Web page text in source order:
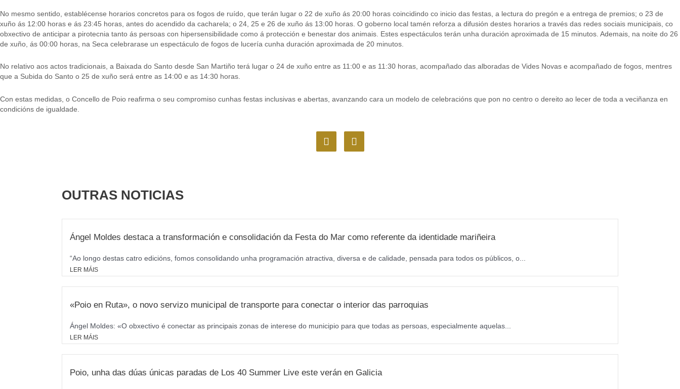
No mesmo sentido, establécense horarios concretos para os fogos de ruído, que terán lugar o 22 de xuño ás 20:00 horas coincidindo co inicio das festas, a lectura do pregón e a entrega de premios; o 23 de
xuño ás 12:00 horas e ás 23:45 horas, antes do acendido da cacharela; o 24, 25 e 26 de xuño ás 13:00 horas. O goberno local tamén reforza a difusión destes horarios a través das redes sociais municipais, co
obxectivo de anticipar a pirotecnia tanto ás persoas con hipersensibilidade como á protección e benestar dos animais. Estes espectáculos terán unha duración aproximada de 15 minutos. Ademais, na noite do 26
de xuño, ás 00:00 horas, na Seca celebrarase un espectáculo de fogos de lucería cunha duración aproximada de 20 minutos.
No relativo aos actos tradicionais, a Baixada do Santo desde San Martiño terá lugar o 24 de xuño entre as 11:00 e as 11:30 horas, acompañado das alboradas de Vides Novas e acompañado de fogos, mentres
que a Subida do Santo o 25 de xuño será entre as 14:00 e as 14:30 horas.
Con estas medidas, o Concello de Poio reafirma o seu compromiso cunhas festas inclusivas e abertas, avanzando cara un modelo de celebracións que pon no centro o dereito ao lecer de toda a veciñanza en
condicións de igualdade.
F
a
I
n
m
OUTRAS NOTICIAS
Ángel Moldes destaca a transformación e consolidación da Festa do Mar como referente da identidade mariñeira
“Ao longo destas catro edicións, fomos consolidando unha programación atractiva, diversa e de calidade, pensada para todos os públicos, o...
LER MÁIS
«Poio en Ruta», o novo servizo municipal de transporte para conectar o interior das parroquias
Ángel Moldes: «O obxectivo é conectar as principais zonas de interese do municipio para que todas as persoas, especialmente aquelas...
LER MÁIS
Poio, unha das dúas únicas paradas de Los 40 Summer Live este verán en Galicia